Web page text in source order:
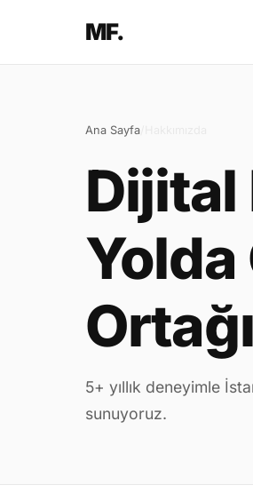
MF.
Ana Sayfa
Dijital
5+ yıllık deneyimle
sunuyoruz.